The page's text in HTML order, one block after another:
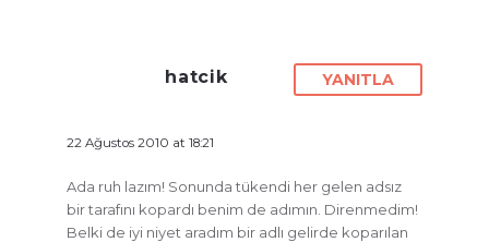
hatcik
22 Ağustos 2010 at 18:21
YANITLA
Ada ruh lazım! Sonunda tükendi her gelen adsız
bir tarafını kopardı benim de adımın. Direnmedim!
Belki de iyi niyet aradım bir adlı gelirde koparılan